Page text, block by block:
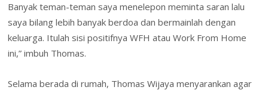
Banyak teman-teman saya menelepon meminta saran lalu
saya bilang lebih banyak berdoa dan bermainlah dengan
keluarga. Itulah sisi positifnya WFH atau Work From Home
ini,” imbuh Thomas.
Selama berada di rumah, Thomas Wijaya menyarankan agar